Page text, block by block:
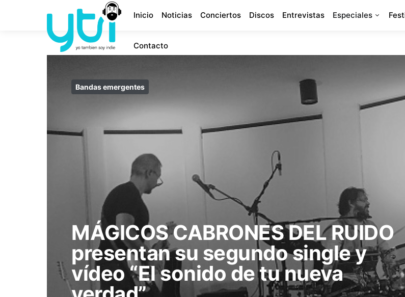
Inicio Noticias Conciertos Discos Entrevistas Especiales
Contacto
Bandas emergentes
MÁGICOS CABRONES DEL RUIDO
presentan su segundo single y
vídeo “El sonido de tu nueva